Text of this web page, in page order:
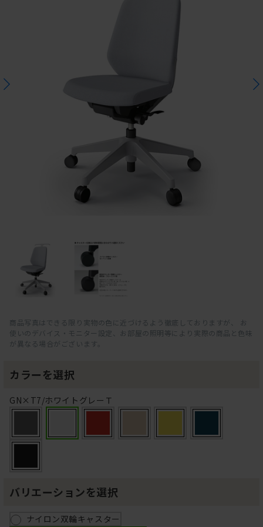
商品写真はできる限り実物の色に近づけるよう徹底しておりますが、 お
使いのデバイス・モニター設定、お部屋の照明等により実際の商品と色味
が異なる場合がございます。
カラーを選択
GN×T7/ホワイトグレーＴ
バリエーションを選択
ナイロン双輪キャスター